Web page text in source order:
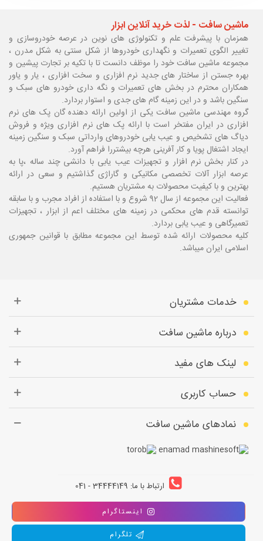
ماشین سافت - لذت خرید آنلاین ابزار
همزمان با پیشرفت علم و تکنولوژی های نوین در عرصه خودروسازی و
تغییر الگوی تعمیرات و نگهداری خودروها از شکل سنتی به شکل مدرن ،
مجموعه ماشین سافت خود را موظف دانست تا با تکیه بر تجارت پیشین و
بهره جستن از ساختار های جدید نرم افزاری و سخت افزاری ، یار و یاور
همکاران محترم در بخش های تعمیرات و نگه داری خودرو های سبک و
سنگین باشد و در این زمینه گام های جدی و استوار بردارد.
گروه مهندسی ماشین سافت یکی از اولین ارائه دهنده گان پک های نرم
افزاری در ایران مفتخر است با ارائه پک های نرم افزاری ویژه و فروش
دیاگ های تشخیص و عیب یابی خودروهای وارداتی سبک و سنگین زمینه
ایجاد اشتغال پویا و کار آفرینی هرچه بیشتررا فراهم آورد.
در کنار بخش نرم افزار و تجهیزات عیب یابی با دانشی چند ساله ،پا به
عرصه ابزار آلات تخصصی مکانیکی و گاراژی گذاشتیم و سعی در ارائه
بهترین و با کیفیت محصولات به مشتریان هستیم.
فعالیت این مجموعه از سال 92 شروع و با استفاده از افراد مجرب و با سابقه
توانسته قدم های محکمی در زمینه های مختلف اعم از ابزار ، تجهیزات
تعمیرگاهی و عیب یابی بردارد.
کلیه محصولات ارائه شده توسط این مجموعه مطابق با قوانین جمهوری
اسلامی ایران میباشد.
خدمات مشتریان
درباره ماشین سافت
لینک های مفید
حساب کاربری
نمادهای ماشین سافت
ارتباط با ما: 34444149 - 041
اینستاگرام
تلگرام